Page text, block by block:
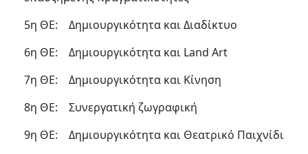
5η ΘΕ: Δημιουργικότητα και Διαδίκτυο
6η ΘΕ: Δημιουργικότητα και Land Art
7η ΘΕ: Δημιουργικότητα και Κίνηση
8η ΘΕ: Συνεργατική ζωγραφική
9η ΘΕ: Δημιουργικότητα και Θεατρικό Παιχνίδι